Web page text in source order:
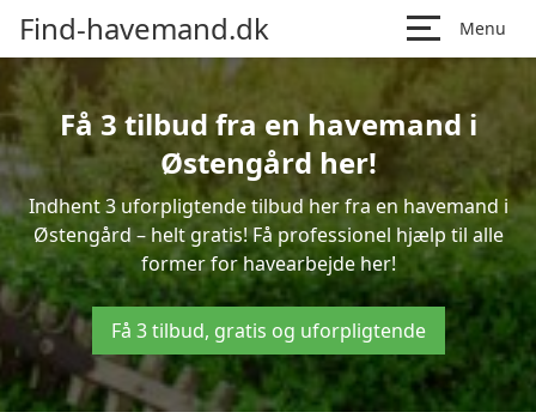
Find-havemand.dk Menu
Få 3 tilbud fra en havemand i
Østengård her!
Indhent 3 uforpligtende tilbud her fra en havemand i
Østengård – helt gratis! Få professionel hjælp til alle
former for havearbejde her!
Få 3 tilbud, gratis og uforpligtende